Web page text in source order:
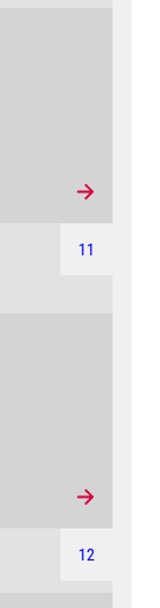
11
12